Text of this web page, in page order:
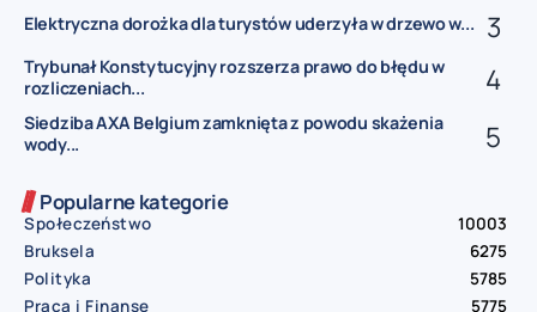
Elektryczna dorożka dla turystów uderzyła w drzewo w...
Trybunał Konstytucyjny rozszerza prawo do błędu w
rozliczeniach...
Siedziba AXA Belgium zamknięta z powodu skażenia
wody...
Popularne kategorie
Społeczeństwo
10003
Bruksela
6275
Polityka
5785
Praca i Finanse
5775